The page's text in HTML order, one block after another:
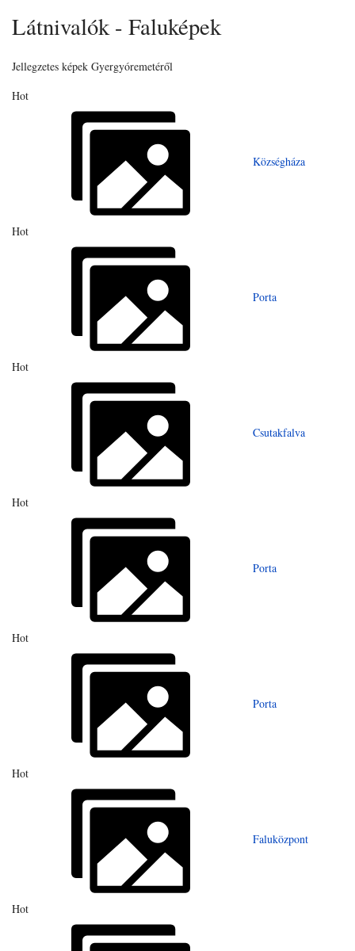
Látnivalók - Faluképek
Jellegzetes képek Gyergyóremetéről
Hot
Községháza
Hot
Porta
Hot
Csutakfalva
Hot
Porta
Hot
Porta
Hot
Faluközpont
Hot